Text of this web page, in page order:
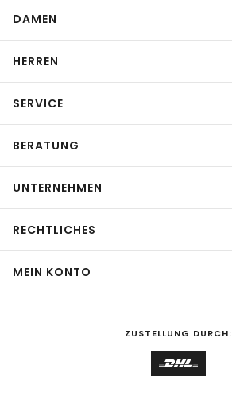
DAMEN
HERREN
SERVICE
BERATUNG
UNTERNEHMEN
RECHTLICHES
MEIN KONTO
ZUSTELLUNG DURCH: